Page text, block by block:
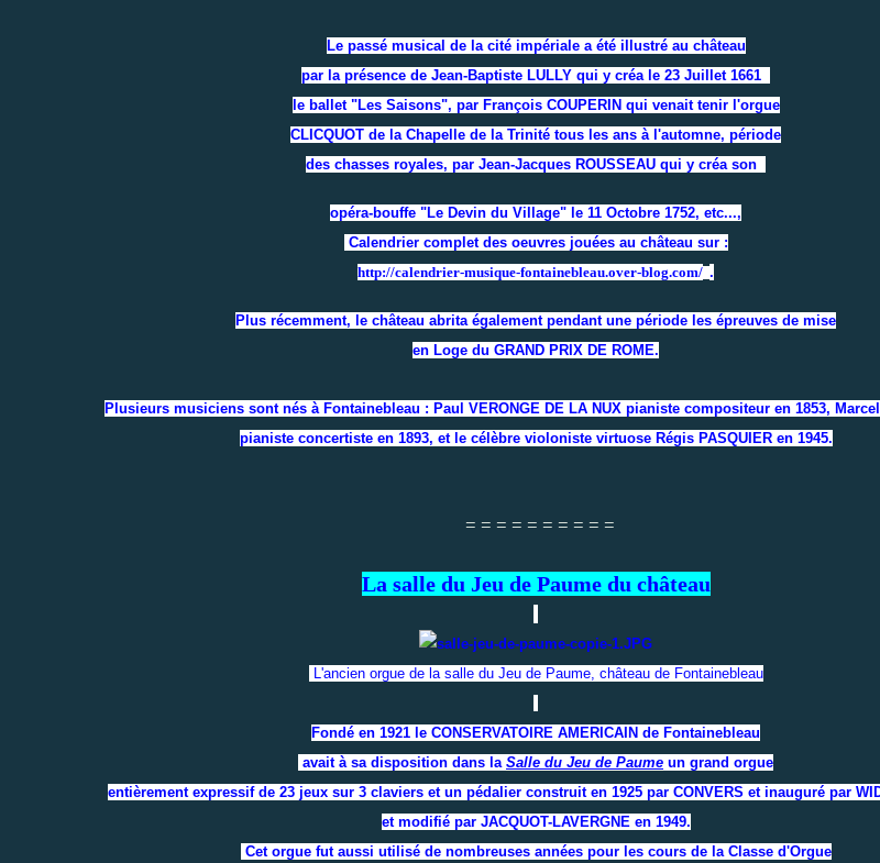
Le passé musical de la cité impériale a été illustré au château
par la présence de Jean-Baptiste LULLY qui y créa le 23 Juillet 1661
le ballet "Les Saisons", par François COUPERIN qui venait tenir l'orgue
CLICQUOT de la Chapelle de la Trinité tous les ans à l'automne, période
des chasses royales, par Jean-Jacques ROUSSEAU qui y créa son
opéra-bouffe "Le Devin du Village" le 11 Octobre 1752, etc...,
Calendrier complet des oeuvres jouées au château sur :
http://calendrier-musique-fontainebleau.over-blog.com/ .
Plus récemment, le château abrita également pendant une période les épreuves de mise
en Loge du GRAND PRIX DE ROME.
Plusieurs musiciens sont nés à Fontainebleau : Paul VERONGE DE LA NUX pianiste compositeur en 1853, Marcel
pianiste concertiste en 1893, et le célèbre violoniste virtuose Régis PASQUIER en 1945.
= = = = = = = = = =
La salle du Jeu de Paume du château
L'ancien orgue de la salle du Jeu de Paume, château de Fontainebleau
Fondé en 1921 le CONSERVATOIRE AMERICAIN de Fontainebleau
avait à sa disposition dans la Salle du Jeu de Paume un grand orgue
entièrement expressif de 23 jeux sur 3 claviers et un pédalier construit en 1925 par CONVERS et inauguré par
et modifié par JACQUOT-LAVERGNE en 1949.
Cet orgue fut aussi utilisé de nombreuses années pour les cours de la Classe d'Orgue